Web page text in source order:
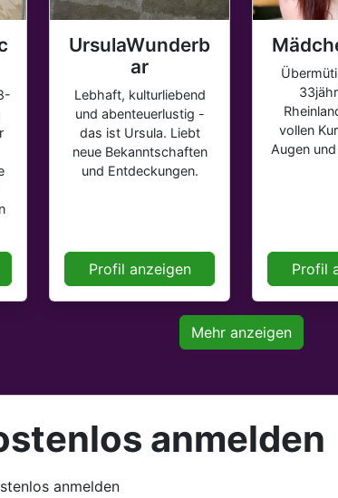
UrsulaWunderb
ar
Lebhaft, kulturliebend
und abenteuerlustig -
das ist Ursula. Liebt
neue Bekanntschaften
und Entdeckungen.
Profil anzeigen
vollen
Augen
Profil
Mehr anzeigen
anmelden
anmelden